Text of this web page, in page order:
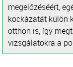
megelőzéséért,
kockázatát külön
otthon is, így
vizsgálatokra a